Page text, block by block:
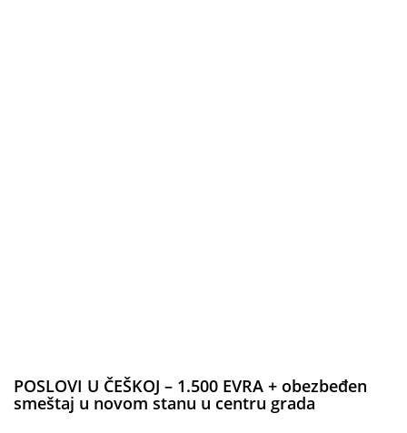
POSLOVI U ČEŠKOJ – 1.500 EVRA + obezbeđen
smeštaj u novom stanu u centru grada